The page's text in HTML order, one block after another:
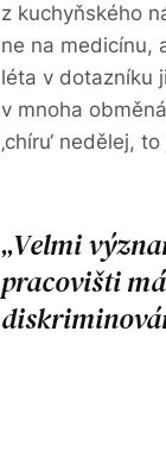
z kuchyňského
ne na medicínu,
léta v dotazníku
v mnoha
‚chíru‘ nedělej,
Velmi
pracovišti